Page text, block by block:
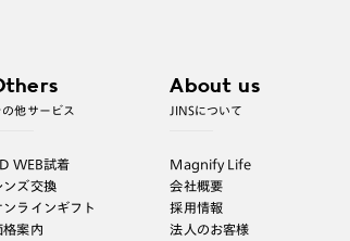
の他サービス
WEB試着
ンズ交換
ンラインギフト
格案内
About us
JINSについて
Magnify Life
会社概要
採用情報
法人のお客様